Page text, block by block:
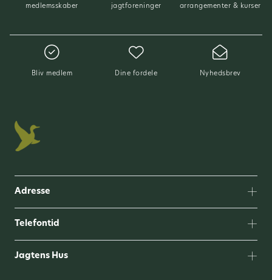
Bliv medlem Dine fordele Nyhedsbrev
medlemsskaber jagtforeninger arrangementer & kurser
Adresse
Telefontid
Jagtens Hus